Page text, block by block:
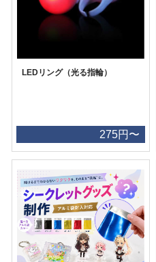
LEDリング（光る指輪）
275円〜